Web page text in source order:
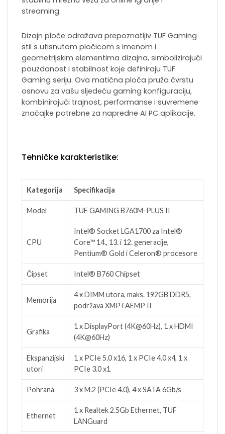
streaming.
Dizajn ploče odražava prepoznatljiv TUF Gaming
stil s utisnutom pločicom s imenom i
geometrijskim elementima dizajna, simbolizirajući
pouzdanost i stabilnost koje definiraju TUF
Gaming seriju. Ova matična ploča pruža čvrstu
osnovu za vašu sljedeću gaming konfiguraciju,
kombinirajući trajnost, performanse i suvremene
značajke potrebne za napredne AI PC aplikacije.
Tehničke karakteristike:
Kategorija Specifikacija
Model TUF GAMING B760M-PLUS II
CPU
Intel® Socket LGA1700 za Intel®
Core™ 14., 13. i 12. generacije,
Pentium® Gold i Celeron® procesore
Čipset Intel® B760 Chipset
Memorija
4 x DIMM utora, maks. 192GB DDR5,
podržava XMP i AEMP II
Grafika
1 x DisplayPort (4K@60Hz), 1 x HDMI
(4K@60Hz)
Ekspanzijski
utori
1 x PCIe 5.0 x16, 1 x PCIe 4.0 x4, 1 x
PCIe 3.0 x1
Pohrana 3 x M.2 (PCIe 4.0), 4 x SATA 6Gb/s
Ethernet
1 x Realtek 2.5Gb Ethernet, TUF
LANGuard